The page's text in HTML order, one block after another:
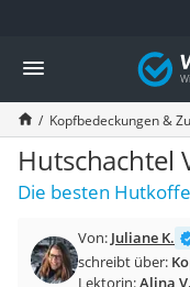
Die beliebtesten
Mode
Boxershorts
Cellulite-Leggings
Herrensocken
Polarisierte Sonnenbrille
Hausschuhe Herren
Suunto-Uhr
Überzieh-Sonnenbrille
Kopfbedeckungen &
Hutschachtel
Die besten
Von: Juliane K.
schreibt über:
Lektorin:Alina V.